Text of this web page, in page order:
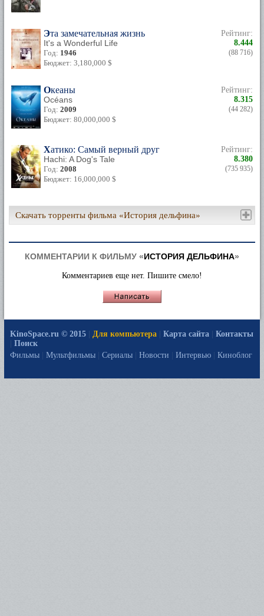
Эта замечательная жизнь
It's a Wonderful Life
Год: 1946
Бюджет: 3,180,000 $
Рейтинг:
8.444
(88 716)
Океаны
Océans
Год: 2009
Бюджет: 80,000,000 $
Рейтинг:
8.315
(44 282)
Хатико: Самый верный друг
Hachi: A Dog's Tale
Год: 2008
Бюджет: 16,000,000 $
Рейтинг:
8.380
(735 935)
Скачать торренты фильма «История дельфина»
КОММЕНТАРИИ К ФИЛЬМУ «ИСТОРИЯ ДЕЛЬФИНА»
Комментариев еще нет. Пишите смело!
KinoSpace.ru © 2015 | Для компьютера | Карта сайта | Контакты
| Поиск
Фильмы
Мультфильмы Сериалы Новости Интервью Киноблог